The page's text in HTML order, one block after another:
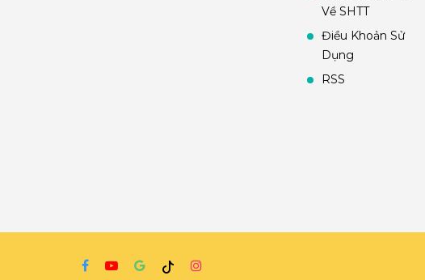
Về SHTT
Điều Khoản Sử
Dụng
RSS